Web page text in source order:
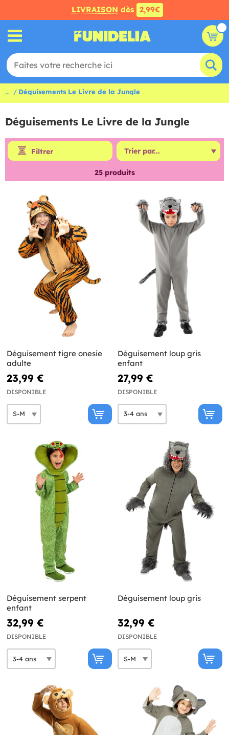
LIVRAISON dès 2,99€
... Déguisements Le Livre de la Jungle
Déguisements Le Livre de la Jungle
Filtrer
25produits
Déguisement tigre onesie
adulte
23,99 €
DISPONIBLE
Déguisement loup gris
enfant
27,99 €
DISPONIBLE
Déguisement serpent
enfant
32,99 €
DISPONIBLE
Déguisement loup gris
32,99 €
DISPONIBLE